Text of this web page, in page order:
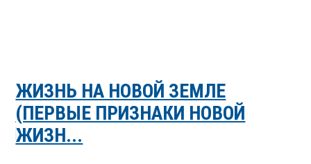
ЖИЗНЬ НА НОВОЙ ЗЕМЛЕ
(ПЕРВЫЕ ПРИЗНАКИ НОВОЙ
ЖИЗН...